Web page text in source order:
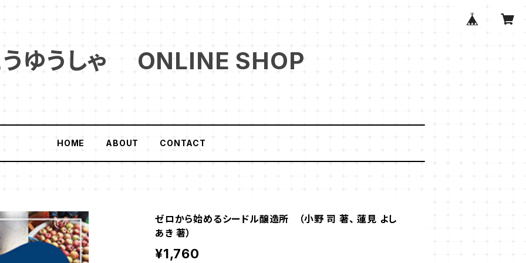
ゆうしゃ ONLINE SHOP
HOME ABOUT CONTACT
ゼロから始めるシードル醸造所 （小野 司 著、 蓮見 よし
あき 著）
¥1,760